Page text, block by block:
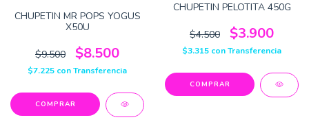
CHUPETIN MR POPS YOGUS
X50U
$9.500 $8.500
$7.225 conTransferencia
CHUPETIN PELOTITA 450G
$4.500 $3.900
$3.315 conTransferencia